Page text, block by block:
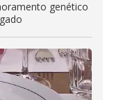
genético